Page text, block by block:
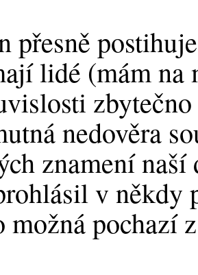
přesně
lidé (mám
nedověra
znamení
v někdy
možná pochazí